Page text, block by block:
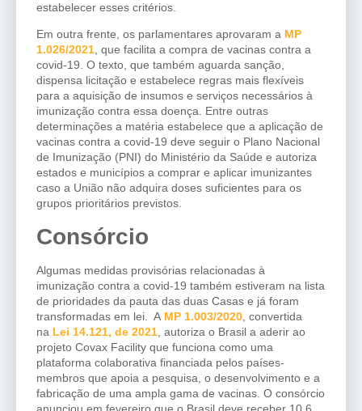
estabelecer esses critérios.
Em outra frente, os parlamentares aprovaram a MP
1.026/2021, que facilita a compra de vacinas contra a
covid-19. O texto, que também aguarda sanção,
dispensa licitação e estabelece regras mais flexíveis
para a aquisição de insumos e serviços necessários à
imunização contra essa doença. Entre outras
determinações a matéria estabelece que a aplicação de
vacinas contra a covid-19 deve seguir o Plano Nacional
de Imunização (PNI) do Ministério da Saúde e autoriza
estados e municípios a comprar e aplicar imunizantes
caso a União não adquira doses suficientes para os
grupos prioritários previstos.
Consórcio
Algumas medidas provisórias relacionadas à
imunização contra a covid-19 também estiveram na lista
de prioridades da pauta das duas Casas e já foram
transformadas em lei. A MP 1.003/2020 , convertida
na Lei 14.121, de 2021 , autoriza o Brasil a aderir ao
projeto Covax Facility que funciona como uma
plataforma colaborativa financiada pelos países-
membros que apoia a pesquisa, o desenvolvimento e a
fabricação de uma ampla gama de vacinas. O consórcio
anunciou em fevereiro que o Brasil deve receber 10,6